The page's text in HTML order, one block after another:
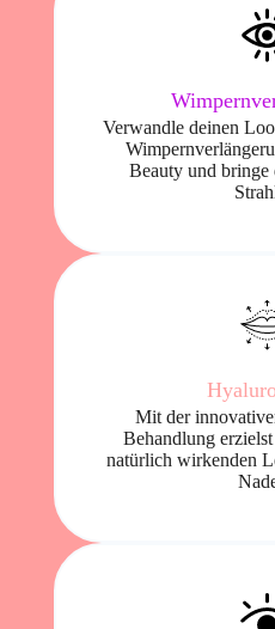
Verwandle deinen
Beauty und
Mit der
Behandlung
natürlich wirkenden